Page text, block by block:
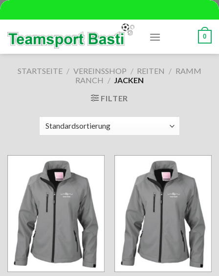
Skip
to
content
0
STARTSEITE / VEREINSSHOP / REITEN / RAMM
RANCH / JACKEN
FILTER